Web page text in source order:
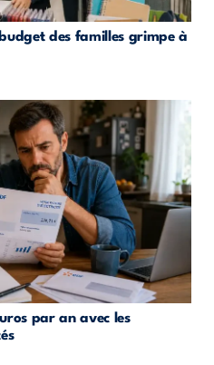
des familles grimpe à
par an avec les